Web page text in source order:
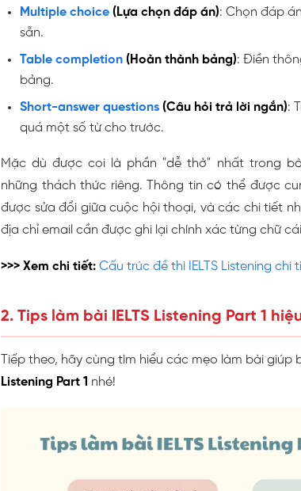
Multiple choice (Lựa chọn đáp án): Chọn đáp
sẵn.
Table completion (Hoàn thành bảng): Điền
bảng.
Short-answer questions (Câu hỏi trả lời ngắn):
quá một số từ cho trước.
Mặc dù được coi là phần "dễ thở" nhất trong
những thách thức riêng. Thông tin có thể được
được sửa đổi giữa cuộc hội thoại, và các chi tiết
địa chỉ email cần được ghi lại chính xác từng chữ
>>> Xem chi tiết: Cấu trúc đề thì IELTS Listening chi
2. Tips làm bài IELTS Listening Part 1
Tiếp theo, hãy cùng tìm hiểu các mẹo làm bài giúp
Listening Part 1 nhé!